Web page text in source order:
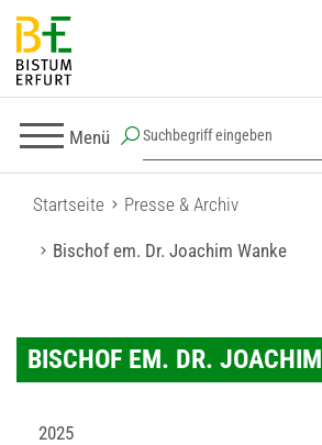
Menü
Startseite Presse & Archiv
Bischof em. Dr. Joachim Wanke
BISCHOF EM. DR.
2025